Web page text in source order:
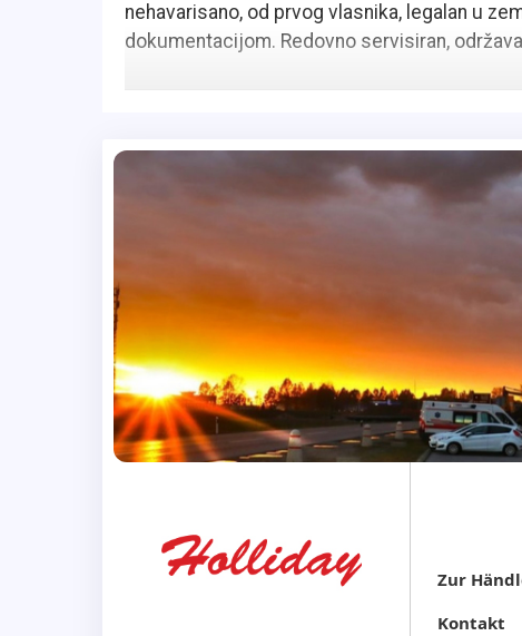
nehavarisano, od prvog vlasnika, legalan u
dokumentacijom. Redovno servisiran,
Zur
Kontakt